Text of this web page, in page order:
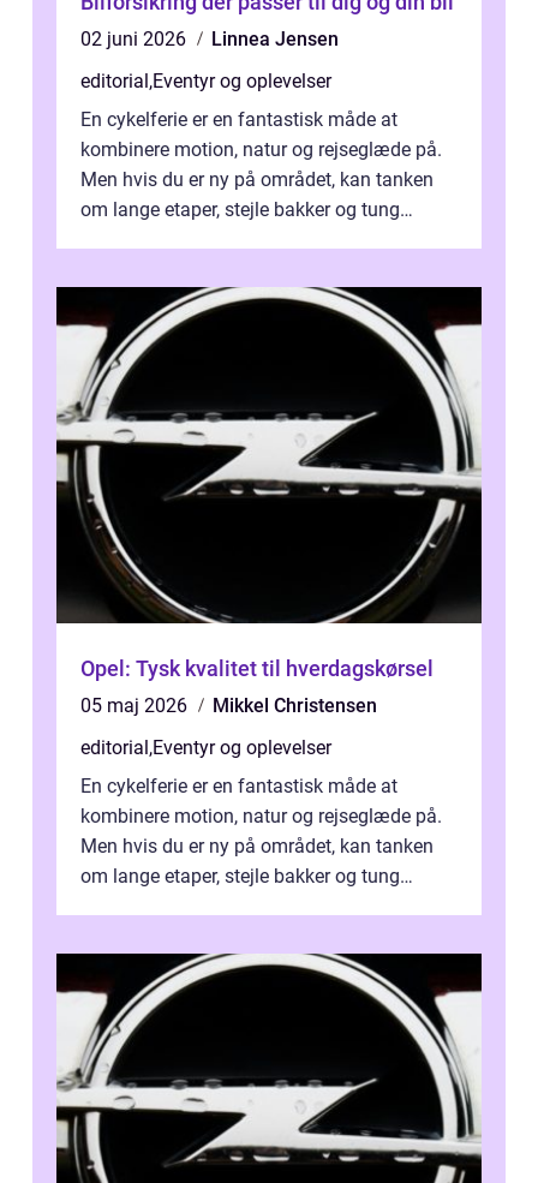
02 juni 2026
Linnea Jensen
editorial ,Eventyr og oplevelser
En cykelferie er en fantastisk måde at
kombinere motion, natur og rejseglæde på.
Men hvis du er ny på området, kan tanken
om lange etaper, stejle bakker og tung
Opel: Tysk kvalitet til hverdagskørsel
05 maj 2026
Mikkel Christensen
editorial ,Eventyr og oplevelser
En cykelferie er en fantastisk måde at
kombinere motion, natur og rejseglæde på.
Men hvis du er ny på området, kan tanken
om lange etaper, stejle bakker og tung